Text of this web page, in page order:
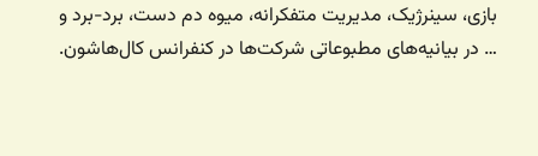
بازی، سینرژیک، مدیریت متفکرانه، میوه دم دست، برد-برد و
… در بیانیه‌های مطبوعاتی شرکت‌ها در کنفرانس کال‌هاشون.